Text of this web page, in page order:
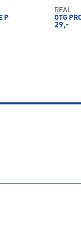
P
REAL
OTG
29,-